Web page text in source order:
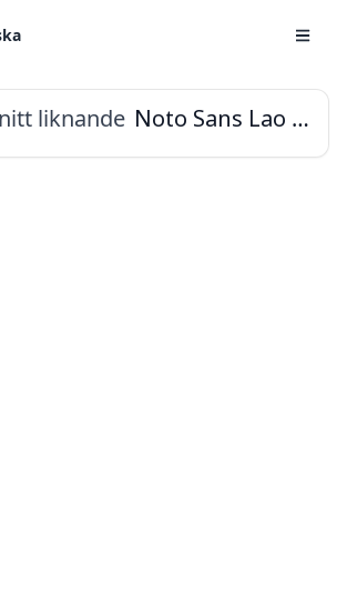
liknande Noto Sans Lao Looped